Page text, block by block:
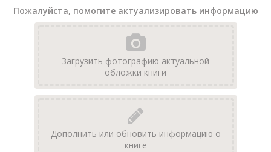
Пожалуйста, помогите актуализировать информацию
Загрузить фотографию актуальной
обложки книги
Дополнить или обновить информацию о
книге